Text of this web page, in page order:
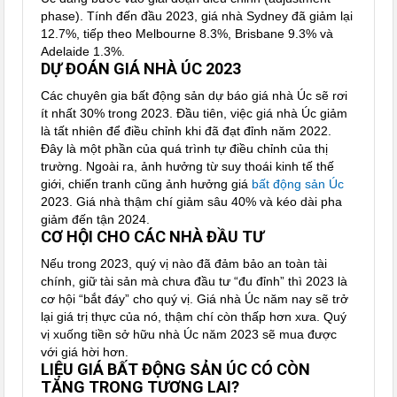
phase). Tính đến đầu 2023, giá nhà Sydney đã giảm lại
12.7%, tiếp theo Melbourne 8.3%, Brisbane 9.3% và
Adelaide 1.3%.
DỰ ĐOÁN GIÁ NHÀ ÚC 2023
Các chuyên gia bất động sản dự báo giá nhà Úc sẽ rơi
ít nhất 30% trong 2023. Đầu tiên, việc giá nhà Úc giảm
là tất nhiên để điều chỉnh khi đã đạt đỉnh năm 2022.
Đây là một phần của quá trình tự điều chỉnh của thị
trường. Ngoài ra, ảnh hưởng từ suy thoái kinh tế thế
giới, chiến tranh cũng ảnh hưởng giá bất động sản Úc
2023. Giá nhà thậm chí giảm sâu 40% và kéo dài pha
giảm đến tận 2024.
CƠ HỘI CHO CÁC NHÀ ĐẦU TƯ
Nếu trong 2023, quý vị nào đã đảm bảo an toàn tài
chính, giữ tài sản mà chưa đầu tư “đu đỉnh” thì 2023 là
cơ hội “bắt đáy” cho quý vị. Giá nhà Úc năm nay sẽ trở
lại giá trị thực của nó, thậm chí còn thấp hơn xưa. Quý
vị xuống tiền sở hữu nhà Úc năm 2023 sẽ mua được
với giá hời hơn.
LIỆU GIÁ BẤT ĐỘNG SẢN ÚC CÓ CÒN
TĂNG TRONG TƯƠNG LAI?